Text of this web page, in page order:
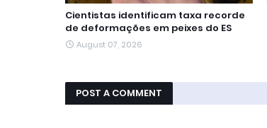
Cientistas identificam taxa recorde
de deformações em peixes do ES
August 07, 2026
POST A COMMENT